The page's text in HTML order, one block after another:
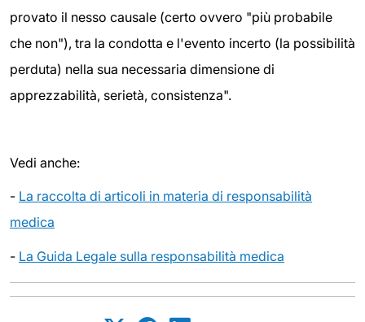
provato il nesso causale (certo ovvero "più probabile
che non"), tra la condotta e l'evento incerto (la possibilità
perduta) nella sua necessaria dimensione di
apprezzabilità, serietà, consistenza".
Vedi anche:
- La raccolta di articoli in materia di responsabilità
medica
- La Guida Legale sulla responsabilità medica